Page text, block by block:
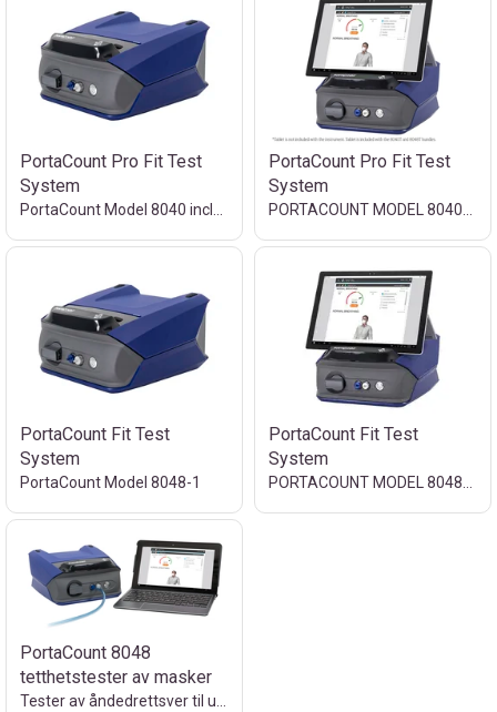
PortaCount Pro Fit Test
System
PortaCount Pro Fit Test
System
PortaCount Fit Test
System
PortaCount Model 8048-1
PortaCount Fit Test
System
PortaCount 8048
tetthetstester av masker
Tester av åndedrettsver til utleie